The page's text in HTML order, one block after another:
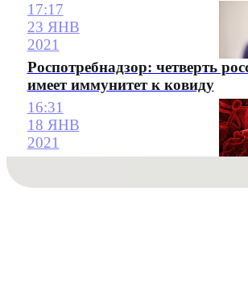
17:17
23 ЯНВ
2021
Роспотребнадзор: четверть
имеет иммунитет к ковиду
16:31
18 ЯНВ
2021